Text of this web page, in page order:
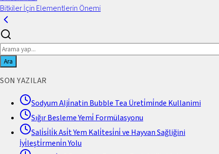
Bitkiler İçin Elementlerin Önemi
Ara
SON YAZILAR
Sodyum Alji̇natin Bubble Tea Üreti̇mi̇nde Kullanimi
Sığır Besleme Yemi̇ Formülasyonu
Sali̇si̇li̇k Asi̇t Yem Kali̇tesi̇ni̇ ve Hayvan Sağliğini
İyi̇leşti̇rmeni̇n Yolu